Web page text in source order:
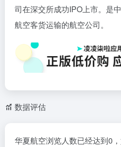
司在深交所成功IPO上市。是
航空客货运输的航空公司。
数据评估
华夏航空浏览人数已经达到0